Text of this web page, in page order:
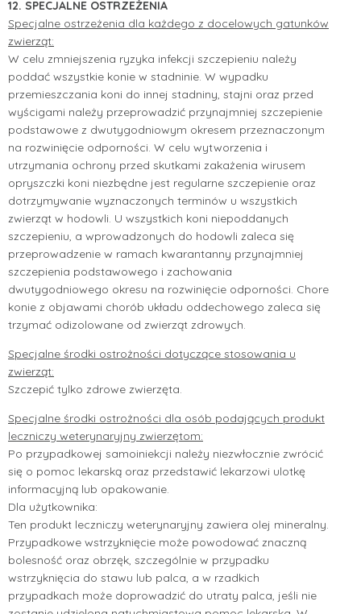
12. SPECJALNE OSTRZEŻENIA
Specjalne ostrzeżenia dla każdego z docelowych gatunków
zwierząt:
W celu zmniejszenia ryzyka infekcji szczepieniu należy
poddać wszystkie konie w stadninie. W wypadku
przemieszczania koni do innej stadniny, stajni oraz przed
wyścigami należy przeprowadzić przynajmniej szczepienie
podstawowe z dwutygodniowym okresem przeznaczonym
na rozwinięcie odporności. W celu wytworzenia i
utrzymania ochrony przed skutkami zakażenia wirusem
opryszczki koni niezbędne jest regularne szczepienie oraz
dotrzymywanie wyznaczonych terminów u wszystkich
zwierząt w hodowli. U wszystkich koni niepoddanych
szczepieniu, a wprowadzonych do hodowli zaleca się
przeprowadzenie w ramach kwarantanny przynajmniej
szczepienia podstawowego i zachowania
dwutygodniowego okresu na rozwinięcie odporności. Chore
konie z objawami chorób układu oddechowego zaleca się
trzymać odizolowane od zwierząt zdrowych.
Specjalne środki ostrożności dotyczące stosowania u
zwierząt:
Szczepić tylko zdrowe zwierzęta.
Specjalne środki ostrożności dla osób podających produkt
leczniczy weterynaryjny zwierzętom:
Po przypadkowej samoiniekcji należy niezwłocznie zwrócić
się o pomoc lekarską oraz przedstawić lekarzowi ulotkę
informacyjną lub opakowanie.
Dla użytkownika:
Ten produkt leczniczy weterynaryjny zawiera olej mineralny.
Przypadkowe wstrzyknięcie może powodować znaczną
bolesność oraz obrzęk, szczególnie w przypadku
wstrzyknięcia do stawu lub palca, a w rzadkich
przypadkach może doprowadzić do utraty palca, jeśli nie